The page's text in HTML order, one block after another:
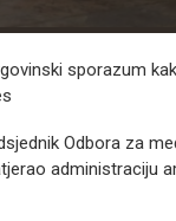
sporazum
Odbora za
administraciju